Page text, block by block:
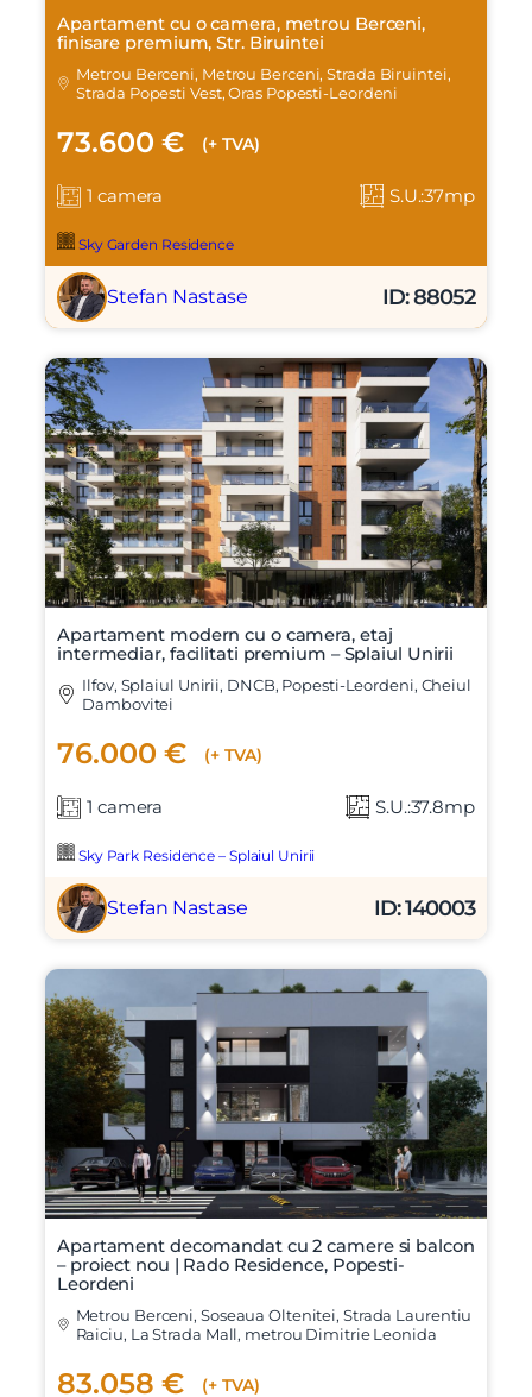
Apartament cu o camera, metrou Berceni,
finisare premium, Str. Biruintei
Metrou Berceni, Metrou Berceni, Strada Biruintei,
Strada Popesti Vest, Oras Popesti-Leordeni
73.600 € (+ TVA)
1 camera S.U.:37mp
Sky Garden Residence
Stefan Nastase ID: 88052
Apartament modern cu o camera, etaj
intermediar, facilitati premium – Splaiul Unirii
Ilfov, Splaiul Unirii, DNCB, Popesti-Leordeni, Cheiul
Dambovitei
76.000 € (+ TVA)
1 camera S.U.:37.8mp
Sky Park Residence – Splaiul Unirii
Stefan Nastase ID: 140003
Apartament decomandat cu 2 camere si balcon
– proiect nou | Rado Residence, Popesti-
Leordeni
Metrou Berceni, Soseaua Oltenitei, Strada Laurentiu
Raiciu, La Strada Mall, metrou Dimitrie Leonida
83.058 € (+ TVA)